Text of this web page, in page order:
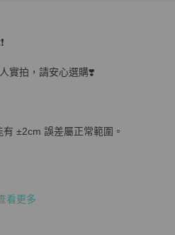
💎 VERSACE 凡賽斯 頂級黑牌
實拍，請安心選購❣️
±2cm 誤差屬正常範圍。
看更多